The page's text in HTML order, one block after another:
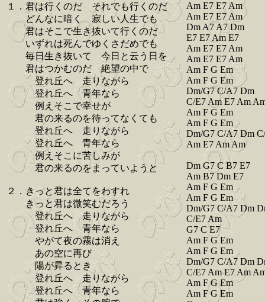
１．君は行くのだ それでも行くのだ
どんなに暗く 寂しい人生でも
君はそこで生き抜いて行くのだ
いずれは死んでゆくさだめでも
毎日生き抜いて 今日と云う日を
君はつかむのだ 絶望の中で
登れ丘へ 走りながら
登れ丘へ 青年なら
例えそこで幸せが
君の来るのを待ってなくても
登れ丘へ 走りながら
登れ丘へ 青年なら
例えそこに苦しみが
君の来るのをまっていようと
２．きっと君は全てをわすれ
きっと君は微笑むだろう
登れ丘へ 走りながら
登れ丘へ 青年なら
やがて夜の霧は消え
あの空に再び
陽が昇るとき
登れ丘へ 走りながら
登れ丘へ 青年なら
Am E7 E7 Am
Am E7 E7 Am
Dm A7 A7 Dm
E7 E7 Am E7
Am E7 E7 Am
Am E7 E7 Am
Am F G Em
Am F G Em
Dm/G7 C/A7 Dm
C/E7 Am E7 Am
Am F G Em
Am F G Em
Dm/G7 C/A7 Dm
Am E7 Am Am
Dm G7 C B7 E7
Am B7 Dm E7
Am F G Em
Am F G Em
Dm/G7 C/A7 Dm
C/E7 Am
G7 C E7
Am F G Em
Am F G Em
Dm/G7 C/A7 Dm
C/E7 Am E7 Am
Am F G Em
Am F G Em